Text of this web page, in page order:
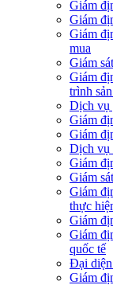
Giám
Giám
Giám
mua
Giám
Giám
trình
Dịch vụ
Giám
Giám
Dịch vụ
Giám
Giám
Giám
thực
Giám
Giám
quốc tế
Đại
Giám